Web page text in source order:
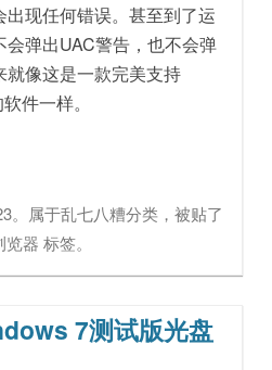
现任何错误。甚至到了运
弹出UAC警告，也不会弹
像这是一款完美支持
件一样。
。属于乱七八糟分类，被贴了
览器 标签。
7测试版光盘